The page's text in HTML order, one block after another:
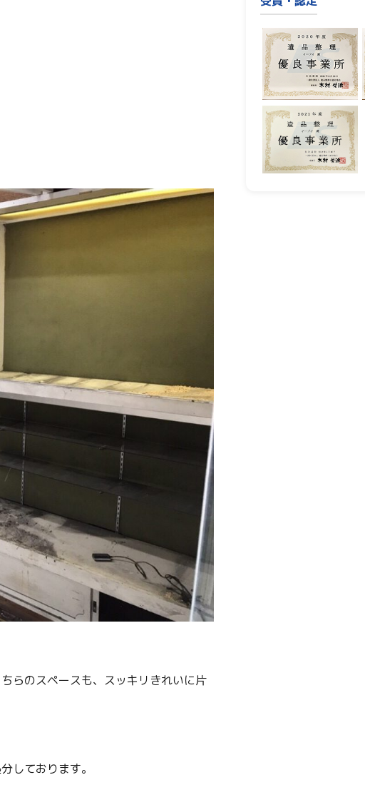
らのスペースも、スッキリきれいに片
しております。